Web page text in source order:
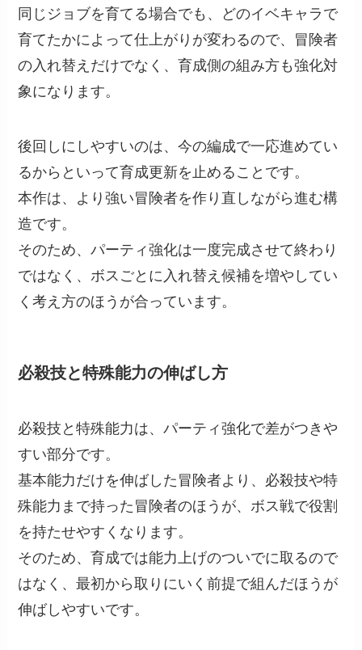
同じジョブを育てる場合でも、どのイベキャラで
育てたかによって仕上がりが変わるので、冒険者
の入れ替えだけでなく、育成側の組み方も強化対
象になります。
後回しにしやすいのは、今の編成で一応進めてい
るからといって育成更新を止めることです。
本作は、より強い冒険者を作り直しながら進む構
造です。
そのため、パーティ強化は一度完成させて終わり
ではなく、ボスごとに入れ替え候補を増やしてい
く考え方のほうが合っています。
必殺技と特殊能力の伸ばし方
必殺技と特殊能力は、パーティ強化で差がつきや
すい部分です。
基本能力だけを伸ばした冒険者より、必殺技や特
殊能力まで持った冒険者のほうが、ボス戦で役割
を持たせやすくなります。
そのため、育成では能力上げのついでに取るので
はなく、最初から取りにいく前提で組んだほうが
伸ばしやすいです。